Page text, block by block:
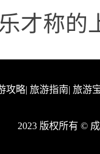
才称的
攻略| 旅游指南| 旅游
2023 版权所有 ©